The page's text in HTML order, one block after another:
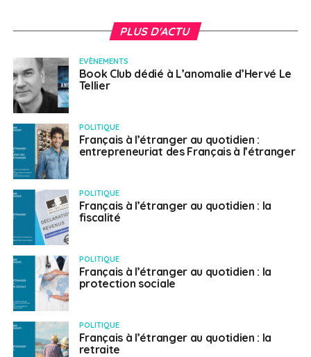
PLUS D'ACTU
EVÈNEMENTS
Book Club dédié à L’anomalie d’Hervé Le
Tellier
POLITIQUE
Français à l’étranger au quotidien :
entrepreneuriat des Français à l’étranger
POLITIQUE
Français à l’étranger au quotidien : la
fiscalité
POLITIQUE
Français à l’étranger au quotidien : la
protection sociale
POLITIQUE
Français à l’étranger au quotidien : la
retraite